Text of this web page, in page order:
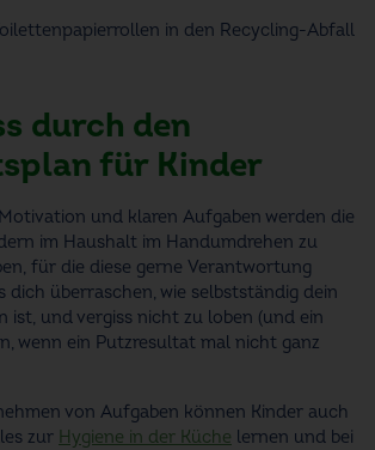
in den Recycling-Abfall
durch den
für Kinder
und klaren Aufgaben werden die
im Haushalt im Handumdrehen zu
für die diese gerne Verantwortung
dich überraschen, wie selbstständig dein
ist, und vergiss nicht zu loben (und ein
wenn ein Putzresultat mal nicht ganz
von Aufgaben können Kinder auch
zur Hygiene in der Küche lernen und bei